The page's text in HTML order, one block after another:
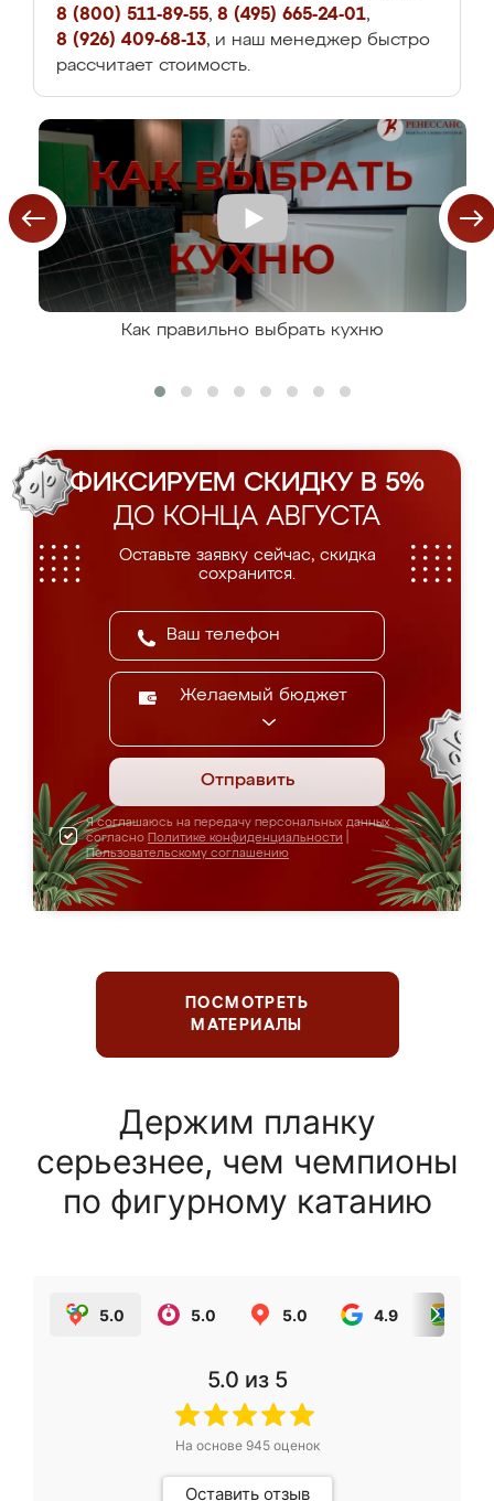
8 (800) 511-89-55, 8 (495) 665-24-01,
8 (926) 409-68-13, и наш менеджер быстро
рассчитает стоимость.
Как правильно выбрать кухню
ФИКСИРУЕМ СКИДКУ В 5%
ДО КОНЦА АВГУСТА
Оставьте заявку сейчас, скидка
сохранится.
Желаемый бюджет
Отправить
Я соглашаюсь на передачу персональных данных
согласно Политике конфиденциальности
Пользовательскому соглашению
ПОСМОТРЕТЬ
МАТЕРИАЛЫ
Держим планку
серьезнее, чем чемпионы
по фигурному катанию
5.0 5.0 5.0 4.9
5.0 из 5
На основе 945оценок
Оставить отзыв